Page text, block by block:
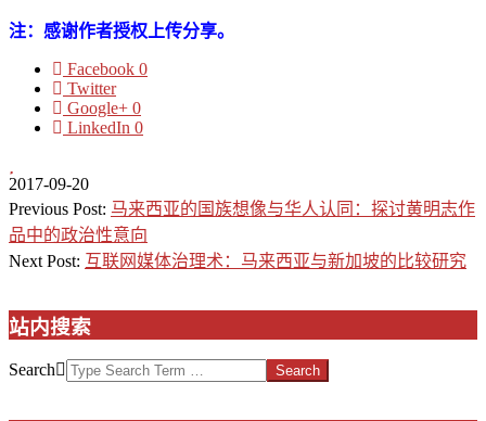
注：感谢作者授权上传分享。
Facebook 0
Twitter
Google+ 0
LinkedIn 0
2017-09-20
Previous Post: 马来西亚的国族想像与华人认同：探讨黄明志作
品中的政治性意向
Next Post: 互联网媒体治理术：马来西亚与新加坡的比较研究
站内搜索
Search